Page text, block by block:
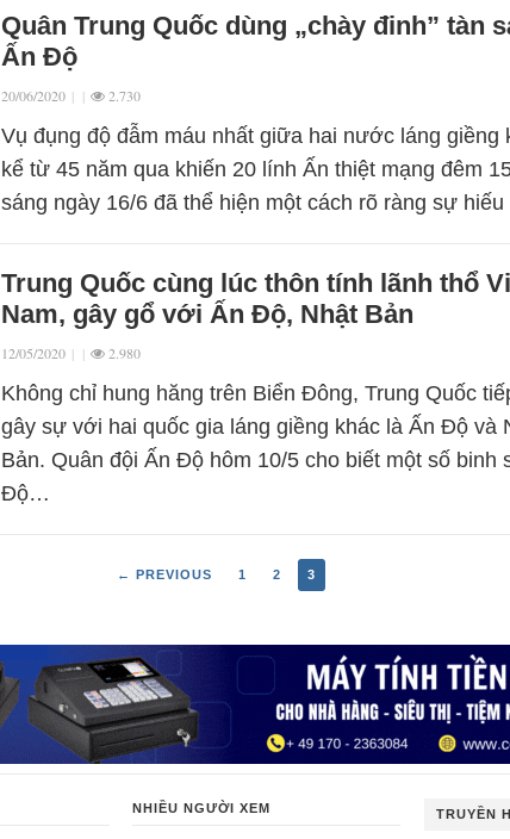
Quân Trung Quốc dùng „chày đinh” tàn
Ấn Độ
20/06/2020 | | 2.730
Vụ đụng độ đẫm máu nhất giữa hai nước láng giềng
kể từ 45 năm qua khiến 20 lính Ấn thiệt mạng đêm
sáng ngày 16/6 đã thể hiện một cách rõ ràng sự
Trung Quốc cùng lúc thôn tính lãnh thổ
Nam, gây gổ với Ấn Độ, Nhật Bản
12/05/2020 | | 2.980
Không chỉ hung hăng trên Biển Đông, Trung Quốc
gây sự với hai quốc gia láng giềng khác là Ấn Độ và
Bản. Quân đội Ấn Độ hôm 10/5 cho biết một số binh
Độ…
← PREVIOUS 1 2 3
NHIỀU NGƯỜI XEM TRUYỀN